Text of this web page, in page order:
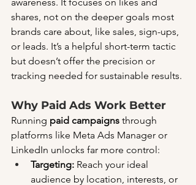
awareness. It focuses on likes and
shares, not on the deeper goals most
brands care about, like sales, sign-ups,
or leads. It’s a helpful short-term tactic
but doesn’t offer the precision or
tracking needed for sustainable results.
Why Paid Ads Work Better
Running paid campaigns through
platforms like Meta Ads Manager or
LinkedIn unlocks far more control:
Targeting: Reach your ideal
audience by location, interests, or